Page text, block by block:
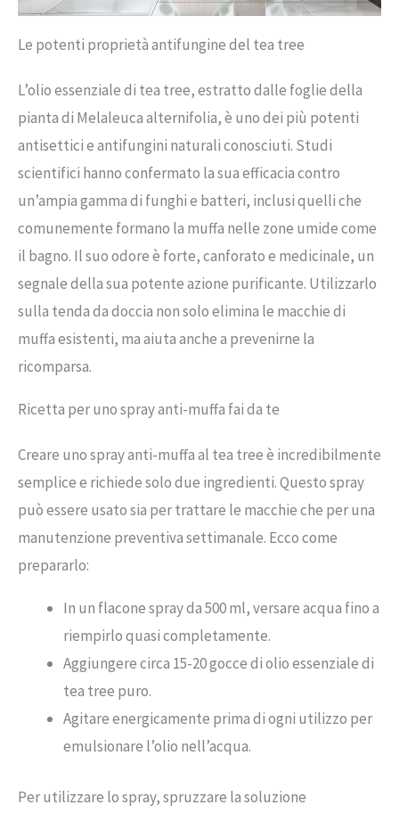
Le potenti proprietà antifungine del tea tree
L’olio essenziale di tea tree, estratto dalle foglie della
pianta di Melaleuca alternifolia, è uno dei più potenti
antisettici e antifungini naturali conosciuti. Studi
scientifici hanno confermato la sua efficacia contro
un’ampia gamma di funghi e batteri, inclusi quelli che
comunemente formano la muffa nelle zone umide come
il bagno. Il suo odore è forte, canforato e medicinale, un
segnale della sua potente azione purificante. Utilizzarlo
sulla tenda da doccia non solo elimina le macchie di
muffa esistenti, ma aiuta anche a prevenirne la
ricomparsa.
Ricetta per uno spray anti-muffa fai da te
Creare uno spray anti-muffa al tea tree è incredibilmente
semplice e richiede solo due ingredienti. Questo spray
può essere usato sia per trattare le macchie che per una
manutenzione preventiva settimanale. Ecco come
prepararlo:
In un flacone spray da 500 ml, versare acqua fino a
riempirlo quasi completamente.
Aggiungere circa 15-20 gocce di olio essenziale di
tea tree puro.
Agitare energicamente prima di ogni utilizzo per
emulsionare l’olio nell’acqua.
Per utilizzare lo spray, spruzzare la soluzione